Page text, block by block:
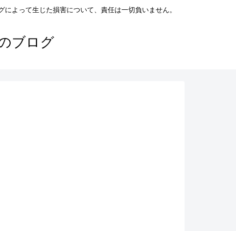
よって生じた損害について、責任は一切負いません。
ブログ